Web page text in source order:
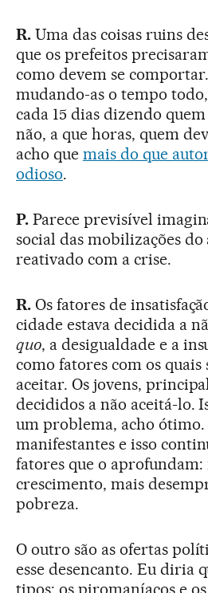
R.Uma das coisas ruins
que os prefeitos
como devem se
mudando-as o tempo
cada 15 dias dizendo
não, a que horas, quem
acho que mais do que
odioso.
P.Parece previsível
social das mobilizações do
reativado com a crise.
R.Os fatores de
cidade estava decidida a
quo, a desigualdade e a
como fatores com os quais
aceitar. Os jovens,
decididos a não aceitá-lo.
um problema, acho ótimo.
manifestantes e isso
fatores que o aprofundam:
crescimento, mais
pobreza.
O outro são as ofertas
esse desencanto. Eu diria